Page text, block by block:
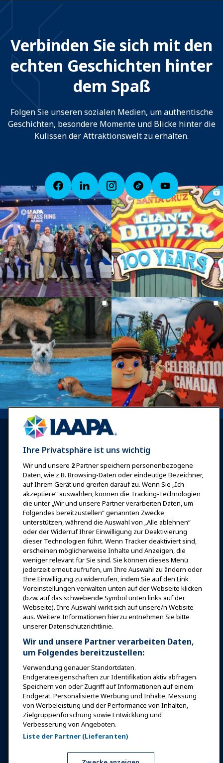
Verbinden Sie sich mit den
echten Geschichten hinter
dem Spaß
Folgen Sie unseren sozialen Medien, um authentische
Geschichten, besondere Momente und Blicke hinter die
Kulissen der Attraktionswelt zu erhalten.
Anmelden Jetzt beitreten
Auszeichnungen Karrieren
Kontakt
Expos & Veranstaltungen
News & Funwelt
Bildung
Sicherheit & Schutz
Plädoyer
Forschung & Berichte
Über IAAPA
Partner
Copyright © 2026 Internationaler Verband der
Vergnügungsparks und Attraktionen. Alle Rechte
vorbehalten.
Ihre Privatsphäre ist uns wichtig
Wir und unsere 2Partner speichern personenbezogene
Daten, wie z.B. Browsing-Daten oder eindeutige Bezeichner,
auf Ihrem Gerät und greifen darauf zu. Wenn Sie „Ich
akzeptiere“ auswählen, können die Tracking-Technologien
die unter „Wir und unsere Partner verarbeiten Daten, um
Folgendes bereitzustellen“ genannten Zwecke
unterstützen, während die Auswahl von „Alle ablehnen“
oder der Widerruf Ihrer Einwilligung zur Deaktivierung
dieser Technologien führt. Wenn Tracker deaktiviert sind,
erscheinen möglicherweise Inhalte und Anzeigen, die
weniger relevant für Sie sind. Sie können dieses Menü
jederzeit erneut aufrufen, um Ihre Auswahl zu ändern oder
Ihre Einwilligung zu widerrufen, indem Sie auf den Link
Voreinstellungen verwalten unten auf der Webseite klicken
(bzw. auf das schwebende Symbol unten links auf der
Webseite). Ihre Auswahl wirkt sich auf unsere/n Website
aus. Weitere Informationen hierzu entnehmen Sie bitte
unserer Datenschutzrichtlinie.
Wir und unsere Partner verarbeiten Daten,
um Folgendes bereitzustellen:
Verwendung genauer Standortdaten.
Endgeräteeigenschaften zur Identifikation aktiv abfragen.
Speichern von oder Zugriff auf Informationen auf einem
Endgerät. Personalisierte Werbung und Inhalte, Messung
von Werbeleistung und der Performance von Inhalten,
Zielgruppenforschung sowie Entwicklung und
Verbesserung von Angeboten.
Liste der Partner (Lieferanten)